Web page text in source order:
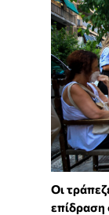
Οι
επίδραση